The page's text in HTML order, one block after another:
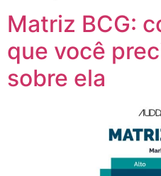
Matriz BCG:
que você
sobre ela